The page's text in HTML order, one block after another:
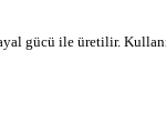
gücü ile üretilir.